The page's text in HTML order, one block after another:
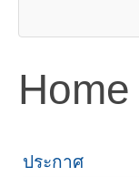
Home
ประกาศ